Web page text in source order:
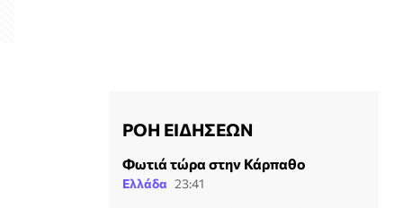
ΡΟΗ ΕΙΔΗΣΕΩΝ
Φωτιά τώρα στην Κάρπαθο
Ελλάδα 23:41